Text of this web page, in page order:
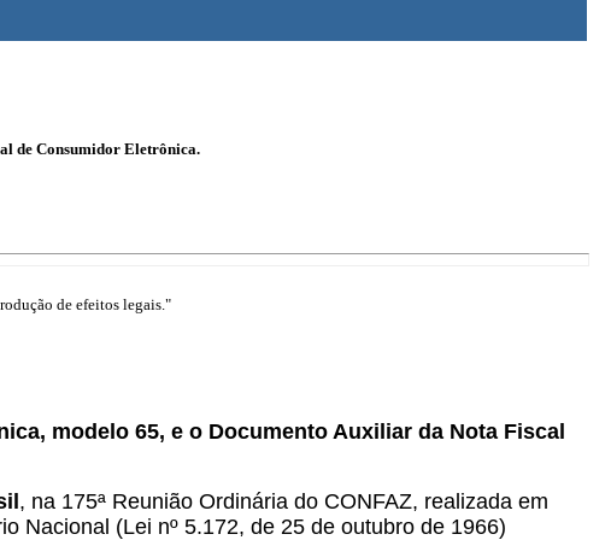
de Consumidor Eletrônica.
de efeitos legais."
modelo 65, e o Documento Auxiliar da Nota Fiscal
, na 175ª Reunião Ordinária do CONFAZ, realizada em
Nacional (Lei nº 5.172, de 25 de outubro de 1966)